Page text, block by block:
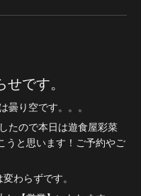
です。
曇り空です。。。
うと思います！ご予約やご
わらずです。